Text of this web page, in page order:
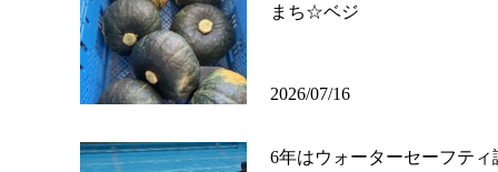
まち☆ベジ
2026/07/16
6年はウォーターセーフティ